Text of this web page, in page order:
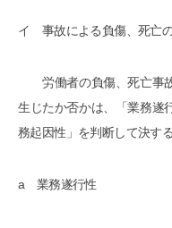
イ 事故による負傷、死亡
労働者の負傷、死亡事故
生じたか否かは、「業務遂
務起因性」を判断して決す
a 業務遂行性